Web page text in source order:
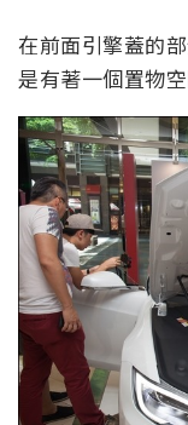
在前面引擎蓋的
是有著一個置物